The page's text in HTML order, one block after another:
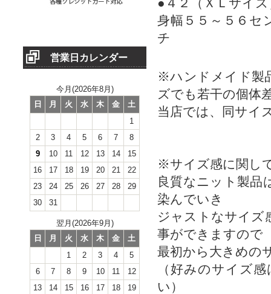
営業日カレンダー
今月(2026年8月)
日
月 火 水 木 金
土
1
2
3 4 5 6 7
8
9
10 11 12 13 14
15
16
17 18 19 20 21
22
23
24 25 26 27 28
29
30
31
翌月(2026年9月)
日
月 火 水 木 金
土
1
2 3 4
5
6
7 8 9 10 11
12
13
14 15 16 17 18
19
身幅５５～５６セ
チ
※ハンドメイド製
ズでも若干の個体
当店では、同サイ
※サイズ感に関し
良質なニット製品
染んでいき
ジャストなサイズ
事ができますので
最初から大きめの
（好みのサイズ
い）